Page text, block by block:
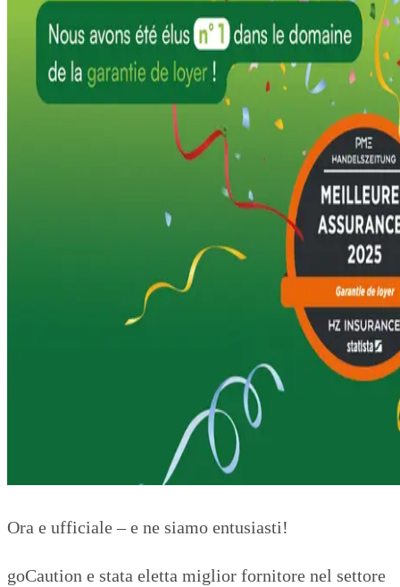
Ora e ufficiale – e ne siamo entusiasti!
goCaution e stata eletta miglior fornitore nel settore